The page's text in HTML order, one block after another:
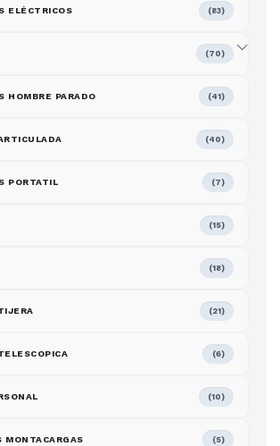
ELÉCTRICOS (83)
(70)
HOMBRE PARADO (41)
(40)
PORTATIL (7)
(15)
(18)
(21)
(6)
(10)
MONTACARGAS (5)